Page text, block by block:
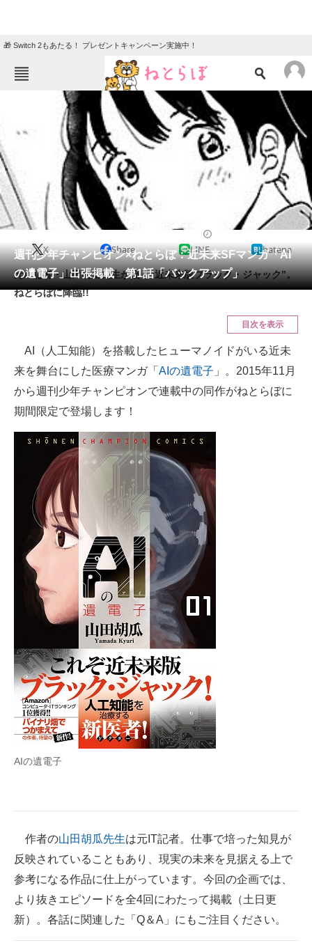
🎁 Switch 2もあたる！ プレゼントキャンペーン実施中！
ねとらぼメニュー
ニュース
クイズ
グルメ
住まい
動物
会員記事
メディア
スマホと通信の最新トレンド
好きが集まる 比べて選べる
ビジネスと働き方のヒント
AI活用のいまが分かる
企業ITのトレンドを詳説
経営リーダーのコミュニティ
マーケ×ITの今がよく分かる
ITエンジニア向け専門サイト
企業向けIT製品の総合サイト
IT製品の技術・比較・事例
製造業のIT導入・活用を支援
モノづくり技術者専門サイト
エレクトロニクス専門サイト
ちょっと気になるネットの話題
週刊少年チャンピオン×ねとらぼ：近未来SFマンガ「AI
の遺電子」出張掲載 第1話「バックアップ」
X Share LINE hatena
元IT記者・山田胡瓜先生が描く“近未来版ブラック・ジャック”。
ねとらぼに降臨!!
目次を表示
AI（人工知能）を搭載したヒューマノイドがいる近未
来を舞台にした医療マンガ「 AIの遺電子 」。2015年11月
から週刊少年チャンピオンで連載中の同作がねとらぼに
期間限定で登場します！
AIの遺電子
作者の山田胡瓜先生は元IT記者。仕事で培った知見が
反映されていることもあり、現実の未来を見据える上で
参考になる作品に仕上がっています。今回の企画では、
より抜きエピソードを全4回にわたって掲載（土日更
新）。各話に関連した「Q＆A」にもご注目ください。